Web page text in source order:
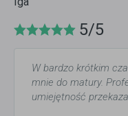
5/5
W bardzo krótkim
mnie do matury.
umiejętność